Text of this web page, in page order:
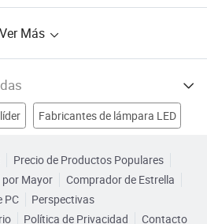
Ver Más
Fabricantes de lámpara LED
de Luz LED
Precio de Productos Populares
por Mayor
Comprador de Estrella
PC
Perspectivas
Política de Privacidad Contacto